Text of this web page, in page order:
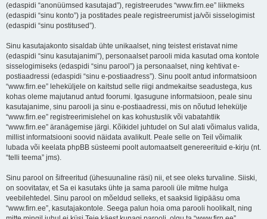
(edaspidi “anonüümsed kasutajad”), registreerudes “www.firn.ee” liikmeks
(edaspidi “sinu konto”) ja postitades peale registreerumist ja/või sisselogimist
(edaspidi “sinu postitused”).
Sinu kasutajakonto sisaldab ühte unikaalset, ning teistest eristavat nime
(edaspidi “sinu kasutajanimi”), personaalset parooli mida kasutad oma kontole
sisselogimiseks (edaspidi “sinu parool”) ja personaalset, ning kehtivat e-
postiaadressi (edaspidi “sinu e-postiaadress”). Sinu poolt antud informatsioon
“www.firn.ee” leheküljele on kaitstud selle riigi andmekaitse seadustega, kus
kohas oleme majutanud antud foorumi. Igasugune informatsioon, peale sinu
kasutajanime, sinu parooli ja sinu e-postiaadressi, mis on nõutud lehekülje
“www.firn.ee” registreerimislehel on kas kohustuslik või vabatahtlik
“www.firn.ee” äranägemise järgi. Kõikidel juhtudel on Sul alati võimalus valida,
millist informatsiooni soovid näidata avalikult. Peale selle on Teil võimalik
lubada või keelata phpBB süsteemi poolt automaatselt genereerituid e-kirju (nt.
“telli teema” jms).
Sinu parool on šifreeritud (ühesuunaline räsi) nii, et see oleks turvaline. Siiski,
on soovitatav, et Sa ei kasutaks ühte ja sama parooli üle mitme hulga
veebilehtedel. Sinu parool on mõeldud selleks, et saaksid ligipääsu oma
“www.firn.ee”, kasutajakontole. Seega palun hoia oma parooli hoolikalt, ning